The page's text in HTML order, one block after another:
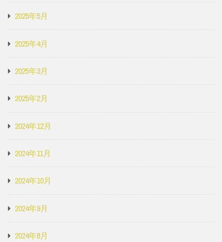
2025年5月
2025年4月
2025年3月
2025年2月
2024年12月
2024年11月
2024年10月
2024年9月
2024年8月